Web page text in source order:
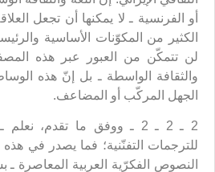
أو الفرنسية ـ لا يمكنها أن تجعل
الكثير من المكوّنات الأساسية
لن تتمكّن من العبور عبر هذه
والثقافة الواسطة ـ بل إنّ هذه
الجهل المركّب أو المضاعف.
2 ـ 2 ـ 2 ـ ووفق ما تقدم،
للترجمات التفنّنية؛ فما يصدر في
النصوص الفكرّية العربية المعاصرة